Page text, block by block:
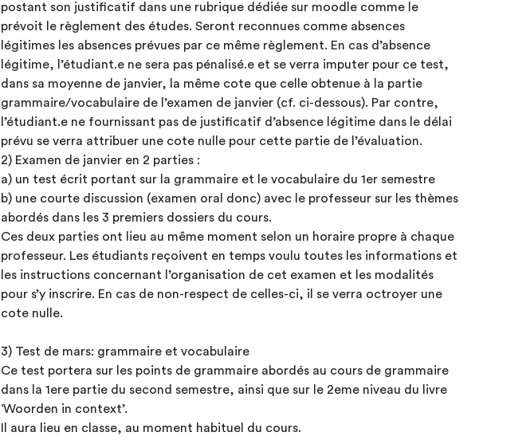
postant son justificatif dans une rubrique dédiée sur moodle comme le
prévoit le règlement des études. Seront reconnues comme absences
légitimes les absences prévues par ce même règlement. En cas d’absence
légitime, l’étudiant.e ne sera pas pénalisé.e et se verra imputer pour ce test,
dans sa moyenne de janvier, la même cote que celle obtenue à la partie
grammaire/vocabulaire de l’examen de janvier (cf. ci-dessous). Par contre,
l’étudiant.e ne fournissant pas de justificatif d’absence légitime dans le délai
prévu se verra attribuer une cote nulle pour cette partie de l’évaluation.
2) Examen de janvier en 2 parties :
a) un test écrit portant sur la grammaire et le vocabulaire du 1er semestre
b) une courte discussion (examen oral donc) avec le professeur sur les thèmes
abordés dans les 3 premiers dossiers du cours.
Ces deux parties ont lieu au même moment selon un horaire propre à chaque
professeur. Les étudiants reçoivent en temps voulu toutes les informations et
les instructions concernant l’organisation de cet examen et les modalités
pour s’y inscrire. En cas de non-respect de celles-ci, il se verra octroyer une
cote nulle.
3) Test de mars: grammaire et vocabulaire
Ce test portera sur les points de grammaire abordés au cours de grammaire
dans la 1ere partie du second semestre, ainsi que sur le 2eme niveau du livre
‘Woorden in context’.
Il aura lieu en classe, au moment habituel du cours.